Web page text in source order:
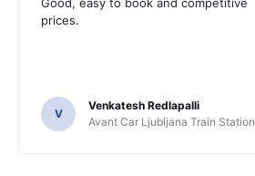
prices.
V
Venkatesh Redlapalli
Avant Car Ljubljana Train Station